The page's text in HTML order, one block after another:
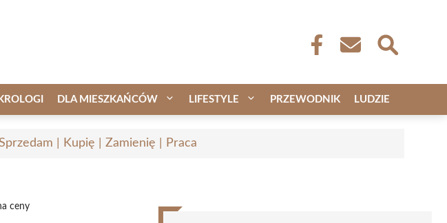
DLA MIESZKAŃCÓW LIFESTYLE PRZEWODNIK LUDZIE
| Kupię | Zamienię | Praca
ceny